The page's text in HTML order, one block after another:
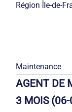
Région Île-de-
Maintenance
AGENT DE
3 MOIS